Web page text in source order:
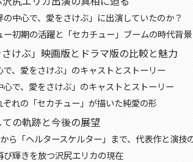
中心で、愛をさけぶ」に出演していたのか？
初期の活躍と「セカチュー」ブームの時代背景
さけぶ」映画版とドラマ版の比較と魅力
、愛をさけぶ」のキャストとストーリー
心で、愛をさけぶ」のキャストとストーリー
れの「セカチュー」が描いた純愛の形
の軌跡と今後の展望
ら「ヘルタースケルター」まで、代表作と演技
び輝きを放つ沢尻エリカの現在